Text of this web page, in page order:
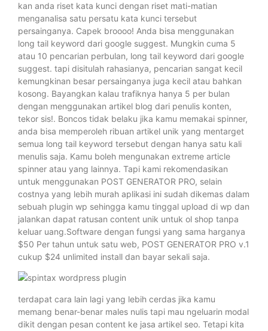
kan anda riset kata kunci dengan riset mati-matian
menganalisa satu persatu kata kunci tersebut
persainganya. Capek broooo! Anda bisa menggunakan
long tail keyword dari google suggest. Mungkin cuma 5
atau 10 pencarian perbulan, long tail keyword dari google
suggest. tapi disitulah rahasianya, pencarian sangat kecil
kemungkinan besar persainganya juga kecil atau bahkan
kosong. Bayangkan kalau trafiknya hanya 5 per bulan
dengan menggunakan artikel blog dari penulis konten,
tekor sis!. Boncos tidak belaku jika kamu memakai spinner,
anda bisa memperoleh ribuan artikel unik yang mentarget
semua long tail keyword tersebut dengan hanya satu kali
menulis saja. Kamu boleh mengunakan extreme article
spinner atau yang lainnya. Tapi kami rekomendasikan
untuk menggunakan POST GENERATOR PRO, selain
costnya yang lebih murah aplikasi ini sudah dikemas dalam
sebuah plugin wp sehingga kamu tinggal upload di wp dan
jalankan dapat ratusan content unik untuk ol shop tanpa
keluar uang.Software dengan fungsi yang sama harganya
$50 Per tahun untuk satu web, POST GENERATOR PRO v.1
cukup $24 unlimited install dan bayar sekali saja.
terdapat cara lain lagi yang lebih cerdas jika kamu
memang benar-benar males nulis tapi mau ngeluarin modal
dikit dengan pesan content ke jasa artikel seo. Tetapi kita